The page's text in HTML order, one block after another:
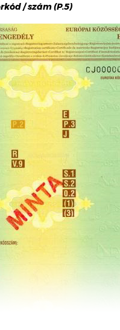
/ szám (P.5)